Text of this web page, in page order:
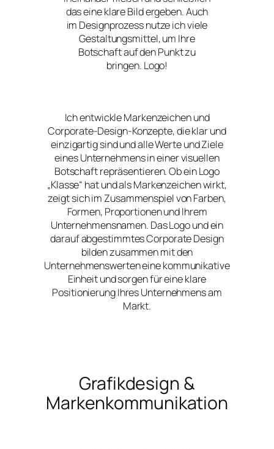
das eine klare Bild ergeben. Auch
im Designprozess nutze ich viele
Gestaltungsmittel, um Ihre
Botschaft auf den Punkt zu
bringen. Logo!
Ich entwickle Markenzeichen und
Corporate-Design-Konzepte, die klar und
einzigartig sind und alle Werte und Ziele
eines Unternehmens in einer visuellen
Botschaft repräsentieren. Ob ein Logo
„Klasse“ hat und als Markenzeichen wirkt,
zeigt sich im Zusammenspiel von Farben,
Formen, Proportionen und Ihrem
Unternehmensnamen. Das Logo und ein
darauf abgestimmtes Corporate Design
bilden zusammen mit den
Unternehmenswerten eine kommunikative
Einheit und sorgen für eine klare
Positionierung Ihres Unternehmens am
Markt.
Grafikdesign &
Markenkommunikation